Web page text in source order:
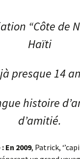
“Côte de
Haïti
presque14
histoire
d’amitié.
En 2009, Patrick,